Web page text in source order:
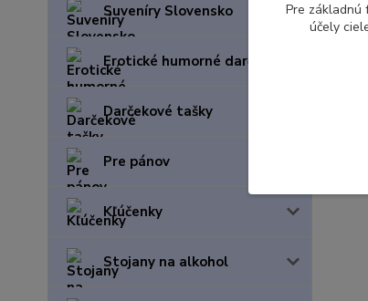
Suveníry Slovensko
Erotické humorné darčeky
Darčekové tašky
Pre pánov
Kľúčenky
Stojany na alkohol
Pre základnú
účely